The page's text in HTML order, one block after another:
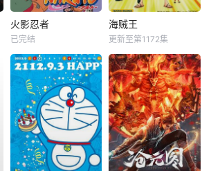
火影忍者
已完结
海贼王
更新至第1172集